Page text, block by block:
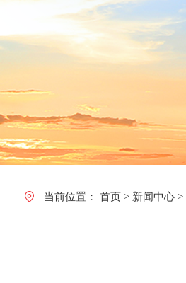
当前位置： 首页 > 新闻中心 >